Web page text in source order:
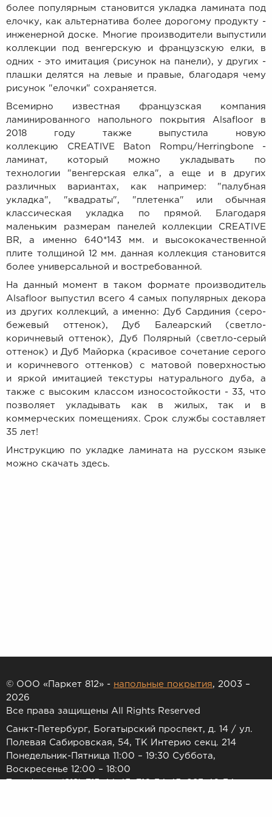
более популярным становится укладка ламината под
елочку, как альтернатива более дорогому продукту -
инженерной доске. Многие производители выпустили
коллекции под венгерскую и французскую елки, в
одних - это имитация (рисунок на панели), у других -
плашки делятся на левые и правые, благодаря чему
рисунок "елочки" сохраняется.
Всемирно известная французская компания
ламинированного напольного покрытия Alsafloor в
2018 году также выпустила новую
коллекцию
CREATIVE Baton Rompu/Herringbone -
ламинат, который можно укладывать по
технологии "венгерская елка", а еще и в других
различных вариантах, как например: "палубная
укладка", "квадраты", "плетенка" или обычная
классическая укладка по прямой. Благодаря
маленьким размерам панелей коллекции CREATIVE
BR, а именно 640*143 мм. и высококачественной
плите толщиной 12 мм. данная коллекция становится
более универсальной и востребованной.
На данный момент в таком формате производитель
Alsafloor выпустил всего 4 самых популярных декора
из других коллекций, а именно: Дуб Сардиния (серо-
бежевый оттенок), Дуб Балеарский (светло-
коричневый оттенок), Дуб Полярный (светло-серый
оттенок) и Дуб Майорка (красивое сочетание серого
и коричневого оттенков) с матовой поверхностью
и яркой имитацией текстуры натурального дуба, а
также с высоким классом износостойкости - 33, что
позволяет укладывать как в жилых, так и в
коммерческих помещениях. Срок службы составляет
35 лет!
Инструкцию по укладке ламината на русском языке
можно скачать здесь.
© ООО «Паркет 812» - напольные покрытия, 2003 –
2026
Все права защищены All Rights Reserved
Санкт-Петербург, Богатырский проспект, д. 14 / ул.
Полевая Сабировская, 54, ТК Интерио секц. 214
Понедельник-Пятница 11:00 – 19:30 Суббота,
Воскресенье 12:00 – 18:00